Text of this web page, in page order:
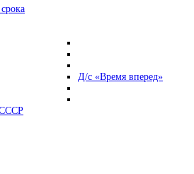
Д/с «Время вперед»
СССР